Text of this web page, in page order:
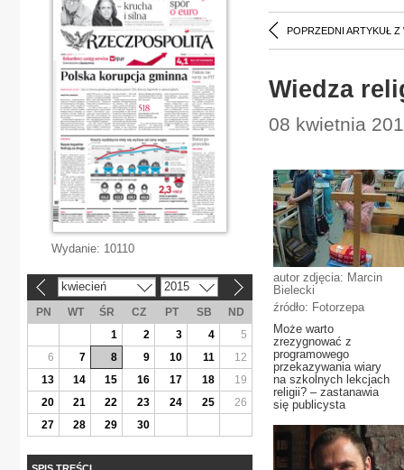
POPRZEDNI ARTYKUŁ Z
Wiedza
08 kwietnia
autor zdjęcia: Marcin
Bielecki
źródło: Fotorzepa
Może warto
zrezygnować z
programowego
przekazywania wiary
na szkolnych lekcjach
religii? – zastanawia
się publicysta
Wydanie: 10110
kwiecień 2015
PN WT ŚR CZ PT SB
ND
1
2 3 4
5
6
7 8 9 10 11
12
13
14 15 16 17 18
19
20
21 22 23 24 25
26
27
28 29 30